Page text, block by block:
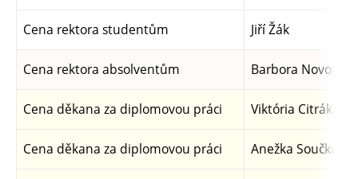
Cena rektora studentům Jiří Žák
Cena rektora absolventům Barbora Novotná
Cena děkana za diplomovou práci Viktória Citráková
Cena děkana za diplomovou práci Anežka Součková